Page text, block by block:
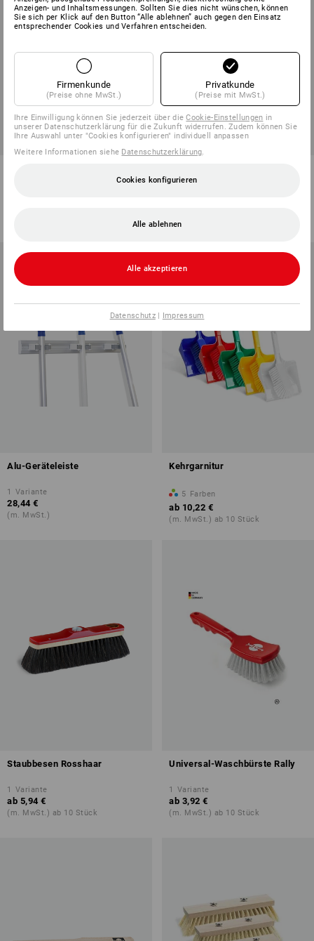
Alu-Geräteleiste
1 Variante
28,44 €
(m. MwSt.)
Kehrgarnitur
5 Farben
ab 10,22 €
(m. MwSt.) ab 10 Stück
Staubbesen Rosshaar
1 Variante
ab 5,94 €
(m. MwSt.) ab 10 Stück
Universal-Waschbürste Rally
1 Variante
ab 3,92 €
(m. MwSt.) ab 10 Stück
Anzeigen- und Inhaltsmessungen. Sollten Sie dies nicht wünschen, können
Sie sich per Klick auf den Button “Alle ablehnen” auch gegen den Einsatz
entsprechender Cookies und Verfahren entscheiden.
Firmenkunde
(Preise ohne MwSt.)
Privatkunde
(Preise mit MwSt.)
Ihre Einwilligung können Sie jederzeit über dieCookie-Einstellungen in
unserer Datenschutzerklärung für die Zukunft widerrufen. Zudem können Sie
Ihre Auswahl unter "Cookies konfigurieren" individuell anpassen
Weitere Informationen siehe Datenschutzerklärung.
Cookies konfigurieren
Alle ablehnen
Alle akzeptieren
Datenschutz| Impressum